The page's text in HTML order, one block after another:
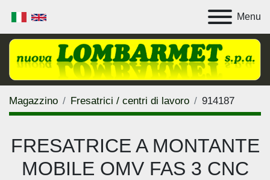
Menu
Magazzino Fresatrici / centri di lavoro 914187
FRESATRICE A MONTANTE
MOBILE OMV FAS 3 CNC